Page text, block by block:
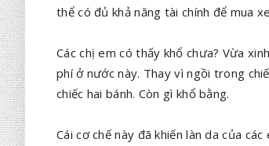
thể có đủ khả năng tài chính để mua
Các chị em có thấy khổ chưa? Vừa
phí ở nước này. Thay vì ngồi trong
chiếc hai bánh. Còn gì khổ bằng.
Cái cơ chế này đã khiến làn da của